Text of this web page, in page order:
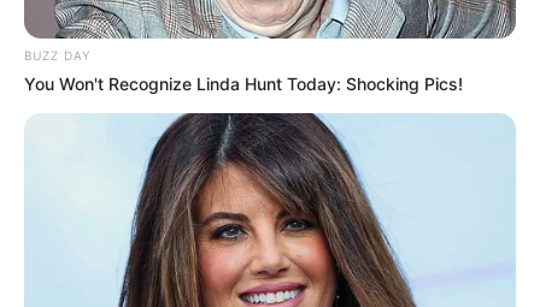
BUZZ DAY
You Won't Recognize Linda Hunt Today: Shocking Pics!